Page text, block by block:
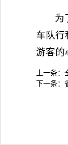
为
车队行
游客的
上一条：
下一条：